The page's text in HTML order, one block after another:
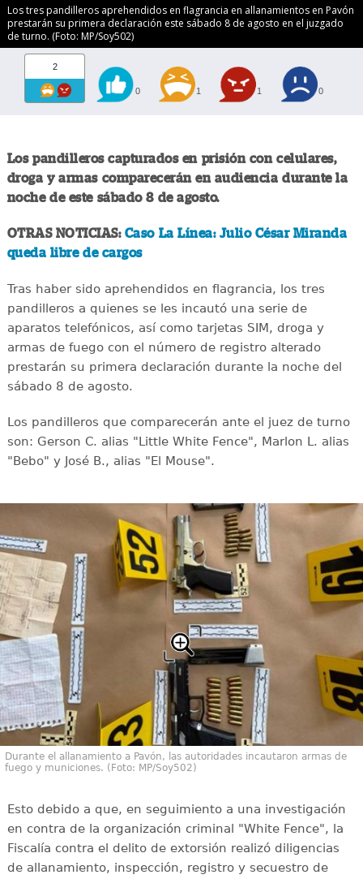
Los tres pandilleros aprehendidos en flagrancia en allanamientos en Pavón
prestarán su primera declaración este sábado 8 de agosto en el juzgado
de turno. (Foto: MP/Soy502)
2
0 1 1 0
Los pandilleros capturados en prisión con celulares,
droga y armas comparecerán en audiencia durante la
noche de este sábado 8 de agosto.
OTRAS NOTICIAS: Caso La Línea: Julio César Miranda
queda libre de cargos
Tras haber sido aprehendidos en flagrancia, los tres
pandilleros a quienes se les incautó una serie de
aparatos telefónicos, así como tarjetas SIM, droga y
armas de fuego con el número de registro alterado
prestarán su primera declaración durante la noche del
sábado 8 de agosto.
Los pandilleros que comparecerán ante el juez de turno
son: Gerson C. alias "Little White Fence", Marlon L. alias
"Bebo" y José B., alias "El Mouse".
Durante el allanamiento a Pavón, las autoridades incautaron armas de
fuego y municiones. (Foto: MP/Soy502)
Esto debido a que, en seguimiento a una investigación
en contra de la organización criminal "White Fence", la
Fiscalía contra el delito de extorsión realizó diligencias
de allanamiento, inspección, registro y secuestro de